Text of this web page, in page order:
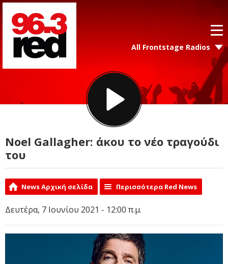
All Frontstage Radios
Noel Gallagher: άκου το νέο τραγούδι
του
News Αρχική σελίδα Περισσότερα Red News
Δευτέρα, 7 Ιουνίου 2021 - 12:00 π.μ.